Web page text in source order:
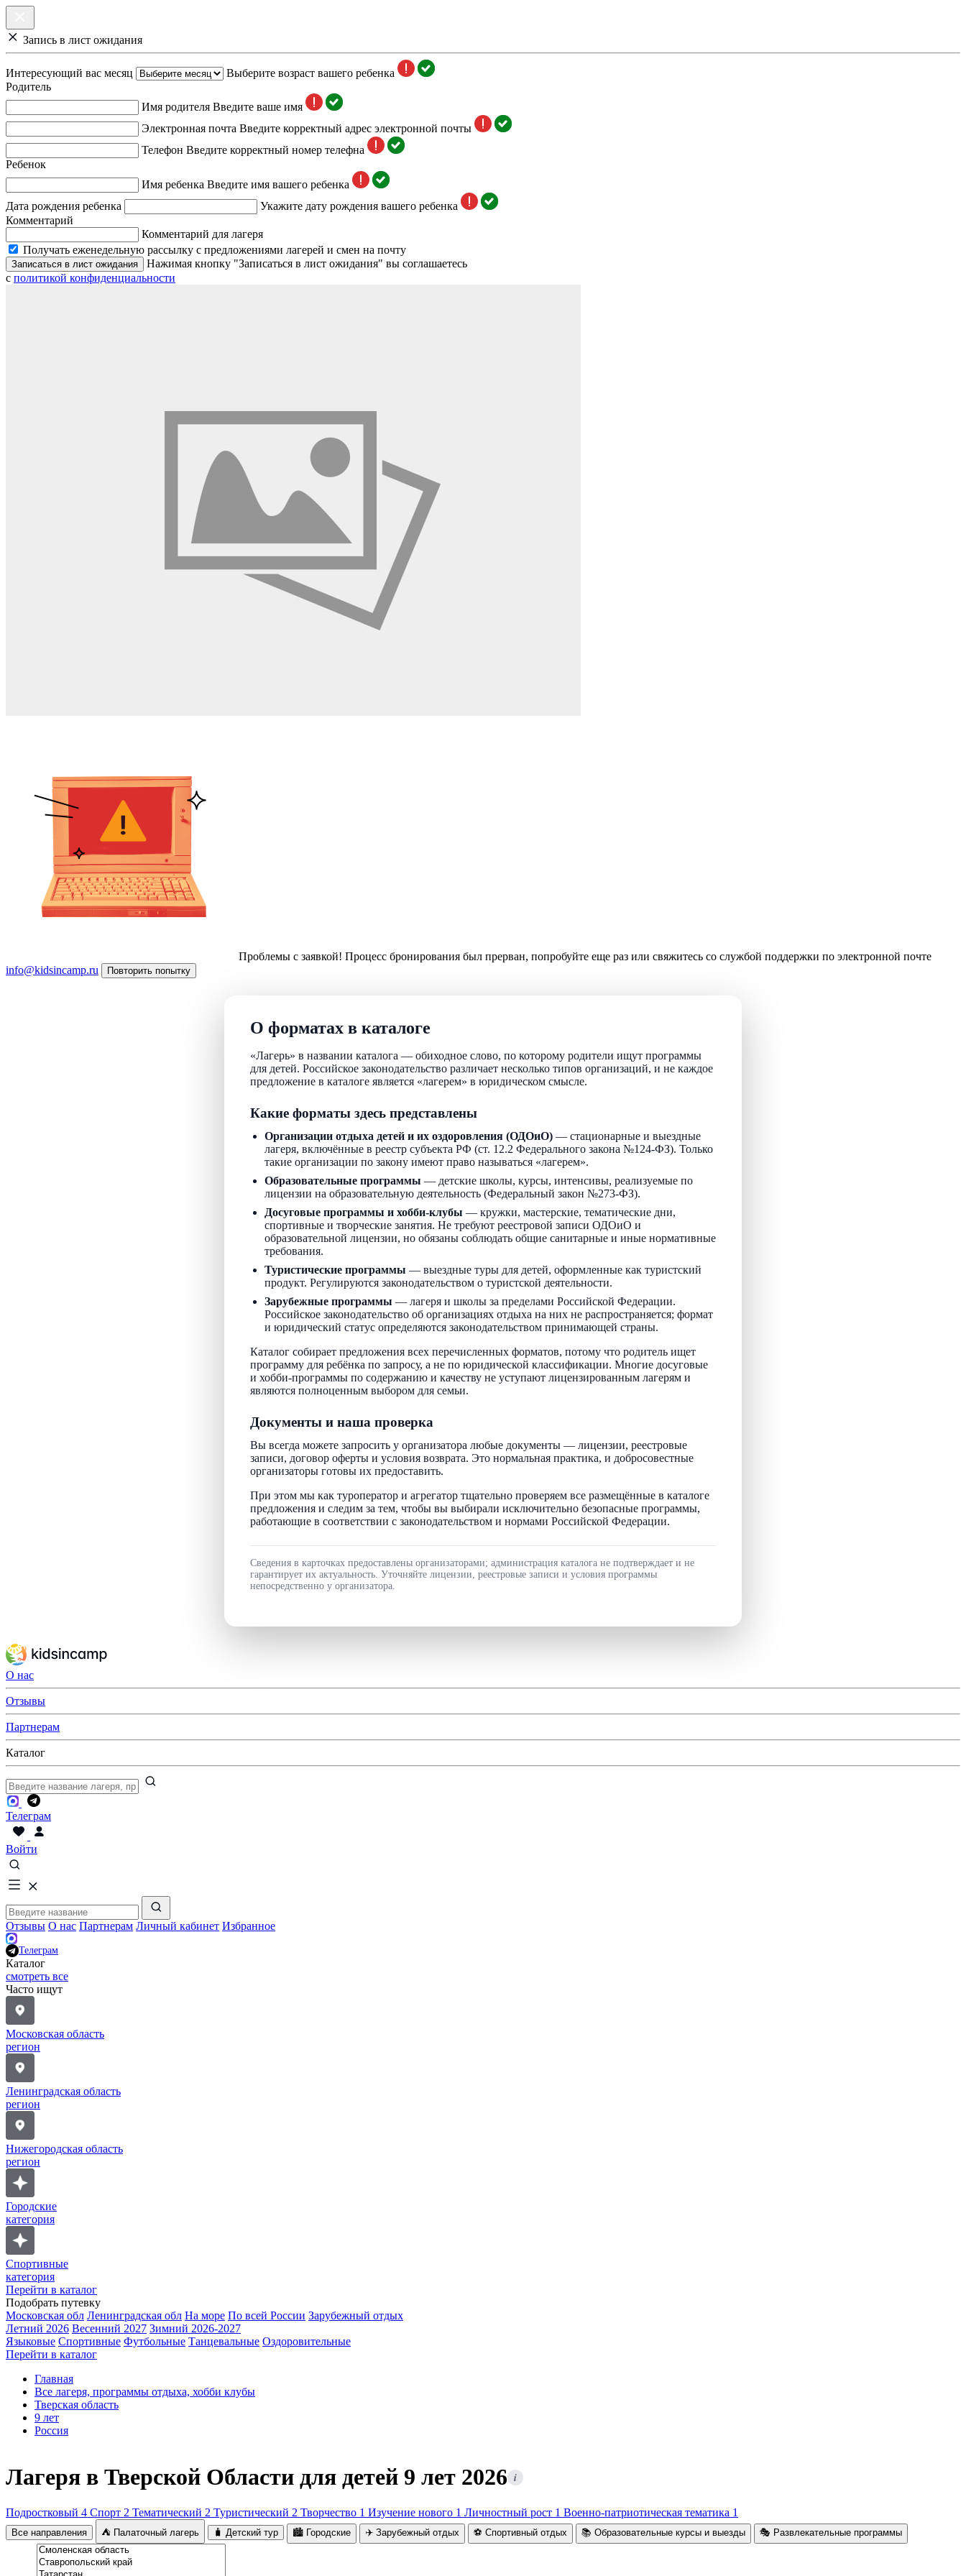
Запись в лист ожидания
Интересующий вас месяц
Выберите возраст вашего ребенка
Родитель
Имя родителя Введите ваше имя
Электронная почта Введите корректный адрес электронной почты
Телефон Введите корректный номер телефна
Ребенок
Имя ребенка Введите имя вашего ребенка
Дата рождения ребенка
Укажите дату рождения вашего ребенка
Комментарий
Комментарий для лагеря
Получать еженедельную рассылку с предложениями лагерей и смен на почту
Записаться в лист ожидания
Нажимая кнопку "Записаться в лист ожидания" вы соглашаетесь
с политикой конфиденциальности
Проблемы с заявкой! Процесс бронирования был прерван, попробуйте еще раз или свяжитесь со службой поддержки по электронной почте
info@kidsincamp.ru
Повторить попытку
О форматах в каталоге
«Лагерь» в названии каталога — обиходное слово, по которому родители ищут программы
для детей. Российское законодательство различает несколько типов организаций, и не каждое
предложение в каталоге является «лагерем» в юридическом смысле.
Какие форматы здесь представлены
Организации отдыха детей и их оздоровления (ОДОиО) — стационарные и выездные
лагеря, включённые в реестр субъекта РФ (ст. 12.2 Федерального закона №124-ФЗ). Только
такие организации по закону имеют право называться «лагерем».
Образовательные программы — детские школы, курсы, интенсивы, реализуемые по
лицензии на образовательную деятельность (Федеральный закон №273-ФЗ).
Досуговые программы и хобби-клубы — кружки, мастерские, тематические дни,
спортивные и творческие занятия. Не требуют реестровой записи ОДОиО и
образовательной лицензии, но обязаны соблюдать общие санитарные и иные нормативные
требования.
Туристические программы — выездные туры для детей, оформленные как туристский
продукт. Регулируются законодательством о туристской деятельности.
Зарубежные программы — лагеря и школы за пределами Российской Федерации.
Российское законодательство об организациях отдыха на них не распространяется; формат
и юридический статус определяются законодательством принимающей страны.
Каталог собирает предложения всех перечисленных форматов, потому что родитель ищет
программу для ребёнка по запросу, а не по юридической классификации. Многие досуговые
и хобби-программы по содержанию и качеству не уступают лицензированным лагерям и
являются полноценным выбором для семьи.
Документы и наша проверка
Вы всегда можете запросить у организатора любые документы — лицензии, реестровые
записи, договор оферты и условия возврата. Это нормальная практика, и добросовестные
организаторы готовы их предоставить.
При этом мы как туроператор и агрегатор тщательно проверяем все размещённые в каталоге
предложения и следим за тем, чтобы вы выбирали исключительно безопасные программы,
работающие в соответствии с законодательством и нормами Российской Федерации.
Сведения в карточках предоставлены организаторами; администрация каталога не подтверждает и не
гарантирует их актуальность. Уточняйте лицензии, реестровые записи и условия программы
непосредственно у организатора.
О нас
Отзывы
Партнерам
Каталог
Телеграм
Войти
Отзывы О нас Партнерам Личный кабинет Избранное
Телеграм
Каталог
смотреть все
Часто ищут
Московская область
регион
Ленинградская область
регион
Нижегородская область
регион
Городские
категория
Спортивные
категория
Перейти в каталог
Подобрать путевку
Московская обл Ленинградская обл На море По всей России Зарубежный отдых
Летний 2026 Весенний 2027 Зимний 2026-2027
Языковые Спортивные Футбольные Танцевальные Оздоровительные
Перейти в каталог
Главная
Все лагеря, программы отдыха, хобби клубы
Тверская область
9 лет
Россия
Лагеря в Тверской Области для детей 9 лет 2026 i
Подростковый 4 Спорт 2 Тематический 2 Туристический 2 Творчество 1 Изучение нового 1 Личностный рост 1 Военно-патриотическая тематика 1
Все направления ⛺ Палаточный лагерь 🧳 Детский тур 🏙️ Городские ✈️ Зарубежный отдых ⚽ Спортивный отдых 📚 Образовательные курсы и выезды 🎭 Развлекательные программы